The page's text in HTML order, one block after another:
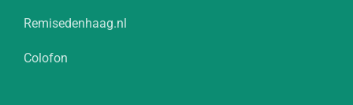
Remisedenhaag.nl
Colofon